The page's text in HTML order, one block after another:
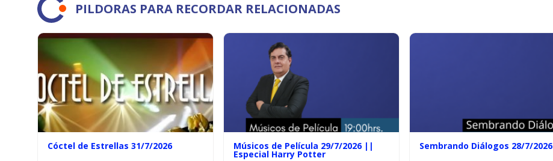
PILDORAS PARA RECORDAR RELACIONADAS
Cóctel de Estrellas 31/7/2026 Músicos de Película 29/7/2026 ||
Especial Harry Potter
Sembrando Diálogos 28/7/2026